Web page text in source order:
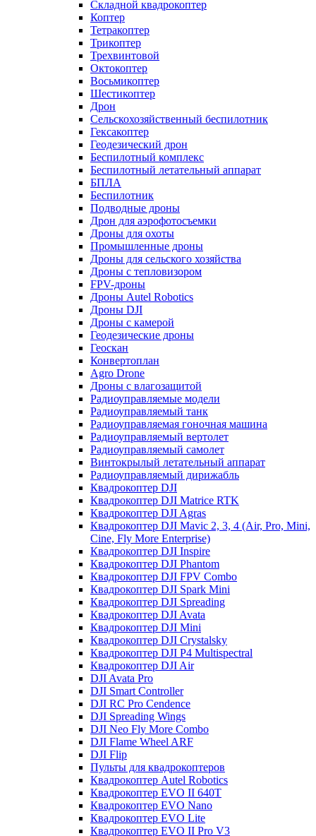
Складной квадрокоптер
Коптер
Тетракоптер
Трикоптер
Трехвинтовой
Октокоптер
Восьмикоптер
Шестикоптер
Дрон
Сельскохозяйственный беспилотник
Гексакоптер
Геодезический дрон
Беспилотный комплекс
Беспилотный летательный аппарат
БПЛА
Беспилотник
Подводные дроны
Дрон для аэрофотосъемки
Дроны для охоты
Промышленные дроны
Дроны для сельского хозяйства
Дроны с тепловизором
FPV-дроны
Дроны Autel Robotics
Дроны DJI
Дроны с камерой
Геодезические дроны
Геоскан
Конвертоплан
Agro Drone
Дроны с влагозащитой
Радиоуправляемые модели
Радиоуправляемый танк
Радиоуправляемая гоночная машина
Радиоуправляемый вертолет
Радиоуправляемый самолет
Винтокрылый летательный аппарат
Радиоуправляемый дирижабль
Квадрокоптер DJI
Квадрокоптер DJI Matrice RTK
Квадрокоптер DJI Agras
Квадрокоптер DJI Mavic 2, 3, 4 (Air, Pro, Mini,
Cine, Fly More Enterprise)
Квадрокоптер DJI Inspire
Квадрокоптер DJI Phantom
Квадрокоптер DJI FPV Combo
Квадрокоптер DJI Spark Mini
Квадрокоптер DJI Spreading
Квадрокоптер DJI Avata
Квадрокоптер DJI Mini
Квадрокоптер DJI Crystalsky
Квадрокоптер DJI P4 Multispectral
Квадрокоптер DJI Air
DJI Avata Pro
DJI Smart Controller
DJI RC Pro Cendence
DJI Spreading Wings
DJI Neo Fly More Combo
DJI Flame Wheel ARF
DJI Flip
Пульты для квадрокоптеров
Квадрокоптер Autel Robotics
Квадрокоптер EVO II 640T
Квадрокоптер EVO Nano
Квадрокоптер EVO Lite
Квадрокоптер EVO II Pro V3